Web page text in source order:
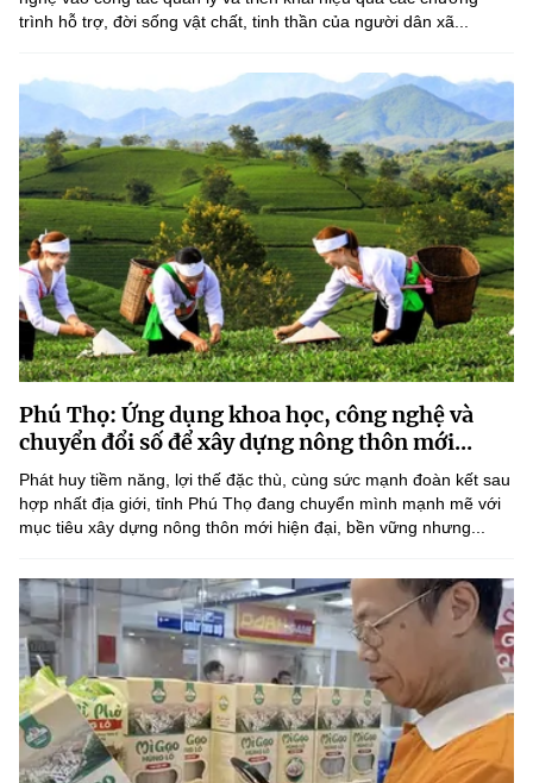
trình hỗ trợ, đời sống vật chất, tinh thần của người dân xã...
Phú Thọ: Ứng dụng khoa học, công nghệ và
chuyển đổi số để xây dựng nông thôn mới...
Phát huy tiềm năng, lợi thế đặc thù, cùng sức mạnh đoàn kết sau
hợp nhất địa giới, tỉnh Phú Thọ đang chuyển mình mạnh mẽ với
mục tiêu xây dựng nông thôn mới hiện đại, bền vững nhưng...